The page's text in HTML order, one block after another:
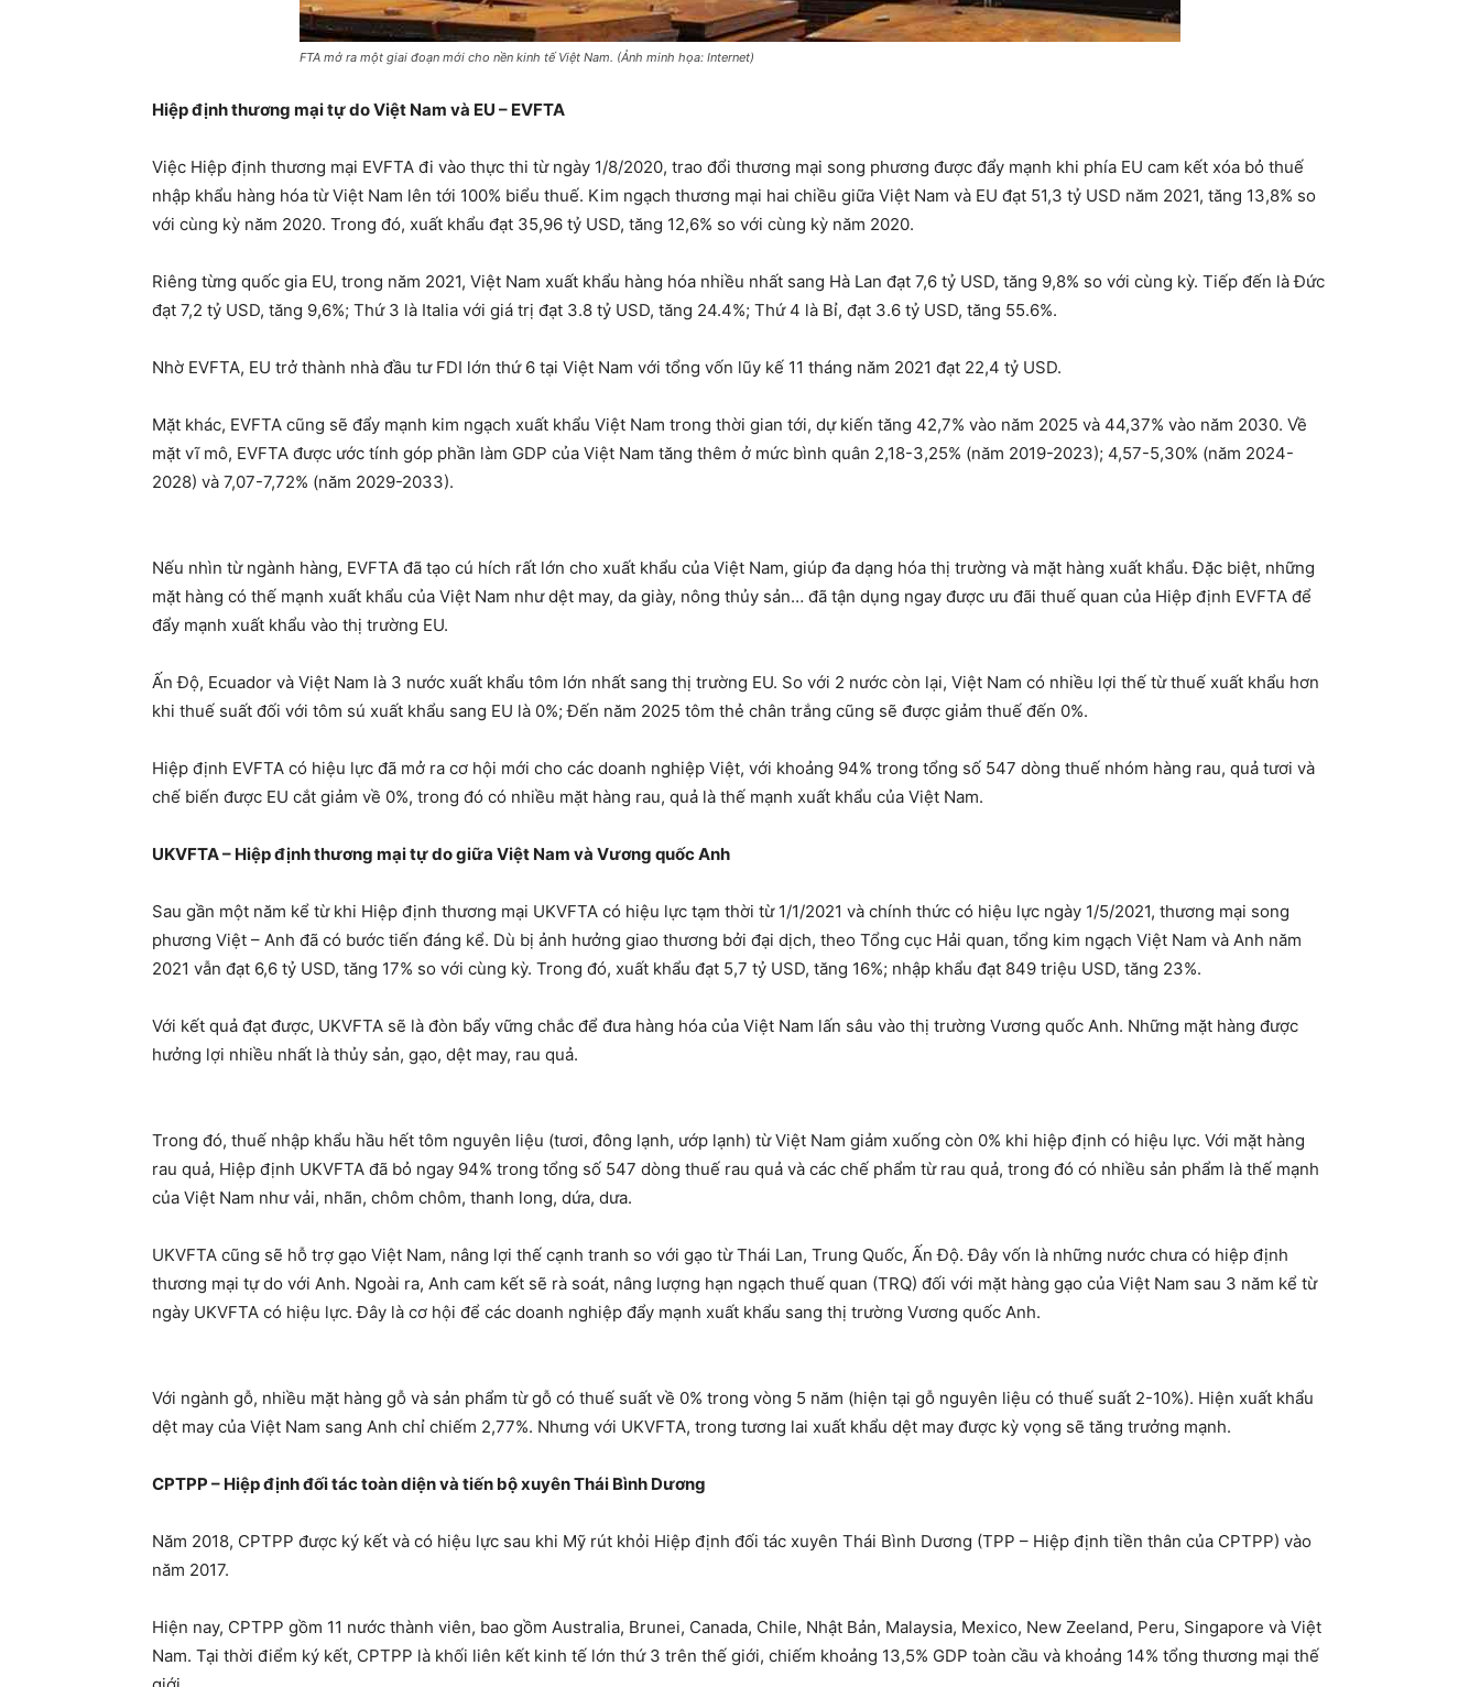
FTA mở ra một giai đoạn mới cho nền kinh tế Việt Nam. (Ảnh minh họa: Internet)
Hiệp định thương mại tự do Việt Nam và EU – EVFTA
Việc Hiệp định thương mại EVFTA đi vào thực thi từ ngày 1/8/2020, trao đổi thương mại song phương được đẩy mạnh khi phía EU cam kết xóa bỏ thuế
nhập khẩu hàng hóa từ Việt Nam lên tới 100% biểu thuế. Kim ngạch thương mại hai chiều giữa Việt Nam và EU đạt 51,3 tỷ USD năm 2021, tăng 13,8% so
với cùng kỳ năm 2020. Trong đó, xuất khẩu đạt 35,96 tỷ USD, tăng 12,6% so với cùng kỳ năm 2020.
Riêng từng quốc gia EU, trong năm 2021, Việt Nam xuất khẩu hàng hóa nhiều nhất sang Hà Lan đạt 7,6 tỷ USD, tăng 9,8% so với cùng kỳ. Tiếp đến là Đức
đạt 7,2 tỷ USD, tăng 9,6%; Thứ 3 là Italia với giá trị đạt 3.8 tỷ USD, tăng 24.4%; Thứ 4 là Bỉ, đạt 3.6 tỷ USD, tăng 55.6%.
Nhờ EVFTA, EU trở thành nhà đầu tư FDI lớn thứ 6 tại Việt Nam với tổng vốn lũy kế 11 tháng năm 2021 đạt 22,4 tỷ USD.
Mặt khác, EVFTA cũng sẽ đẩy mạnh kim ngạch xuất khẩu Việt Nam trong thời gian tới, dự kiến tăng 42,7% vào năm 2025 và 44,37% vào năm 2030. Về
mặt vĩ mô, EVFTA được ước tính góp phần làm GDP của Việt Nam tăng thêm ở mức bình quân 2,18-3,25% (năm 2019-2023); 4,57-5,30% (năm 2024-
2028) và 7,07-7,72% (năm 2029-2033).
Nếu nhìn từ ngành hàng, EVFTA đã tạo cú hích rất lớn cho xuất khẩu của Việt Nam, giúp đa dạng hóa thị trường và mặt hàng xuất khẩu. Đặc biệt, những
mặt hàng có thế mạnh xuất khẩu của Việt Nam như dệt may, da giày, nông thủy sản… đã tận dụng ngay được ưu đãi thuế quan của Hiệp định EVFTA để
đẩy mạnh xuất khẩu vào thị trường EU.
Ấn Độ, Ecuador và Việt Nam là 3 nước xuất khẩu tôm lớn nhất sang thị trường EU. So với 2 nước còn lại, Việt Nam có nhiều lợi thế từ thuế xuất khẩu hơn
khi thuế suất đối với tôm sú xuất khẩu sang EU là 0%; Đến năm 2025 tôm thẻ chân trắng cũng sẽ được giảm thuế đến 0%.
Hiệp định EVFTA có hiệu lực đã mở ra cơ hội mới cho các doanh nghiệp Việt, với khoảng 94% trong tổng số 547 dòng thuế nhóm hàng rau, quả tươi và
chế biến được EU cắt giảm về 0%, trong đó có nhiều mặt hàng rau, quả là thế mạnh xuất khẩu của Việt Nam.
UKVFTA – Hiệp định thương mại tự do giữa Việt Nam và Vương quốc Anh
Sau gần một năm kể từ khi Hiệp định thương mại UKVFTA có hiệu lực tạm thời từ 1/1/2021 và chính thức có hiệu lực ngày 1/5/2021, thương mại song
phương Việt – Anh đã có bước tiến đáng kể. Dù bị ảnh hưởng giao thương bởi đại dịch, theo Tổng cục Hải quan, tổng kim ngạch Việt Nam và Anh năm
2021 vẫn đạt 6,6 tỷ USD, tăng 17% so với cùng kỳ. Trong đó, xuất khẩu đạt 5,7 tỷ USD, tăng 16%; nhập khẩu đạt 849 triệu USD, tăng 23%.
Với kết quả đạt được, UKVFTA sẽ là đòn bẩy vững chắc để đưa hàng hóa của Việt Nam lấn sâu vào thị trường Vương quốc Anh. Những mặt hàng được
hưởng lợi nhiều nhất là thủy sản, gạo, dệt may, rau quả.
Trong đó, thuế nhập khẩu hầu hết tôm nguyên liệu (tươi, đông lạnh, ướp lạnh) từ Việt Nam giảm xuống còn 0% khi hiệp định có hiệu lực. Với mặt hàng
rau quả, Hiệp định UKVFTA đã bỏ ngay 94% trong tổng số 547 dòng thuế rau quả và các chế phẩm từ rau quả, trong đó có nhiều sản phẩm là thế mạnh
của Việt Nam như vải, nhãn, chôm chôm, thanh long, dứa, dưa.
UKVFTA cũng sẽ hỗ trợ gạo Việt Nam, nâng lợi thế cạnh tranh so với gạo từ Thái Lan, Trung Quốc, Ấn Độ. Đây vốn là những nước chưa có hiệp định
thương mại tự do với Anh. Ngoài ra, Anh cam kết sẽ rà soát, nâng lượng hạn ngạch thuế quan (TRQ) đối với mặt hàng gạo của Việt Nam sau 3 năm kể từ
ngày UKVFTA có hiệu lực. Đây là cơ hội để các doanh nghiệp đẩy mạnh xuất khẩu sang thị trường Vương quốc Anh.
Với ngành gỗ, nhiều mặt hàng gỗ và sản phẩm từ gỗ có thuế suất về 0% trong vòng 5 năm (hiện tại gỗ nguyên liệu có thuế suất 2-10%). Hiện xuất khẩu
dệt may của Việt Nam sang Anh chỉ chiếm 2,77%. Nhưng với UKVFTA, trong tương lai xuất khẩu dệt may được kỳ vọng sẽ tăng trưởng mạnh.
CPTPP – Hiệp định đối tác toàn diện và tiến bộ xuyên Thái Bình Dương
Năm 2018, CPTPP được ký kết và có hiệu lực sau khi Mỹ rút khỏi Hiệp định đối tác xuyên Thái Bình Dương (TPP – Hiệp định tiền thân của CPTPP) vào
năm 2017.
Hiện nay, CPTPP gồm 11 nước thành viên, bao gồm Australia, Brunei, Canada, Chile, Nhật Bản, Malaysia, Mexico, New Zeeland, Peru, Singapore và Việt
Nam. Tại thời điểm ký kết, CPTPP là khối liên kết kinh tế lớn thứ 3 trên thế giới, chiếm khoảng 13,5% GDP toàn cầu và khoảng 14% tổng thương mại thế